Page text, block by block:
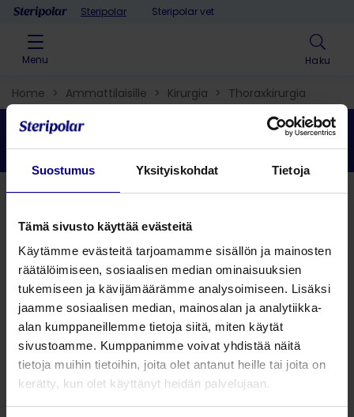
Suostumus Yksityiskohdat Tietoja
Tämä sivusto käyttää evästeitä
Käytämme evästeitä tarjoamamme sisällön ja mainosten
räätälöimiseen, sosiaalisen median ominaisuuksien
tukemiseen ja kävijämäärämme analysoimiseen. Lisäksi
jaamme sosiaalisen median, mainosalan ja analytiikka-
alan kumppaneillemme tietoja siitä, miten käytät
sivustoamme. Kumppanimme voivat yhdistää näitä
tietoja muihin tietoihin, joita olet antanut heille tai joita on
kerätty, kun olet käyttänyt heidän palvelujaan.
Skip to contentSteripolar Steripolar vet
Menu Haku
Hae ratkaisu
Hae tuote
Home > Ammattilaisille > Kirurgia > Thoraxkirurgia
Thoraxkirurgia
Takaisin
Kuopparinnan hoitotuotteet​ (1)
1 tuotetta